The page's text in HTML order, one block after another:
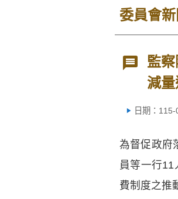
委員會
監
減
日期：115-
為督促政府
員等一行
費制度之推